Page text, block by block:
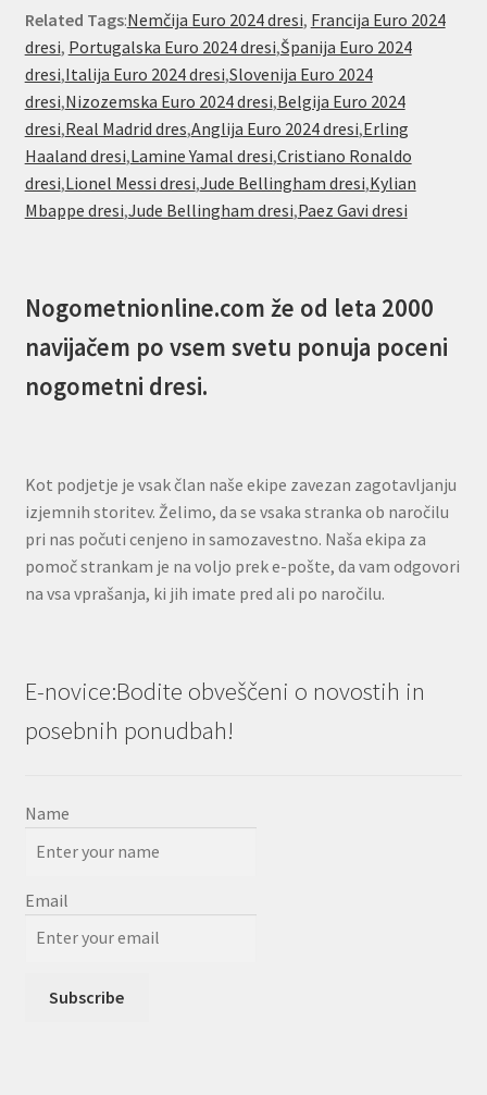
Related Tags:Nemčija Euro 2024 dresi, Francija Euro 2024
dresi, Portugalska Euro 2024 dresi,Španija Euro 2024
dresi,Italija Euro 2024 dresi,Slovenija Euro 2024
dresi,Nizozemska Euro 2024 dresi,Belgija Euro 2024
dresi,Real Madrid dres,Anglija Euro 2024 dresi,Erling
Haaland dresi,Lamine Yamal dresi,Cristiano Ronaldo
dresi,Lionel Messi dresi,Jude Bellingham dresi,Kylian
Mbappe dresi,Jude Bellingham dresi,Paez Gavi dresi
Nogometnionline.com že od leta 2000
navijačem po vsem svetu ponuja poceni
nogometni dresi.
Kot podjetje je vsak član naše ekipe zavezan zagotavljanju
izjemnih storitev. Želimo, da se vsaka stranka ob naročilu
pri nas počuti cenjeno in samozavestno. Naša ekipa za
pomoč strankam je na voljo prek e-pošte, da vam odgovori
na vsa vprašanja, ki jih imate pred ali po naročilu.
E-novice:Bodite obveščeni o novostih in
posebnih ponudbah!
Name
Email